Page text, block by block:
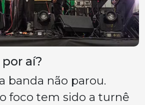
aí?
banda não parou.
foco tem sido a turnê